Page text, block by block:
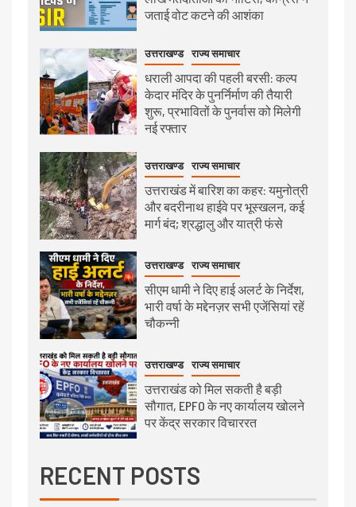
जताई वोट कटने की आशंका
उत्तराखण्ड राज्य समाचार
धराली आपदा की पहली बरसी: कल्प
केदार मंदिर के पुनर्निर्माण की तैयारी
शुरू, प्रभावितों के पुनर्वास को मिलेगी
नई रफ्तार
उत्तराखण्ड राज्य समाचार
उत्तराखंड में बारिश का कहर: यमुनोत्री
और बदरीनाथ हाईवे पर भूस्खलन, कई
मार्ग बंद; श्रद्धालु और यात्री फंसे
उत्तराखण्ड राज्य समाचार
सीएम धामी ने दिए हाई अलर्ट के निर्देश,
भारी वर्षा के मद्देनज़र सभी एजेंसियां रहें
चौकन्नी
उत्तराखण्ड राज्य समाचार
उत्तराखंड को मिल सकती है बड़ी
सौगात, EPFO के नए कार्यालय खोलने
पर केंद्र सरकार विचाररत
RECENT POSTS